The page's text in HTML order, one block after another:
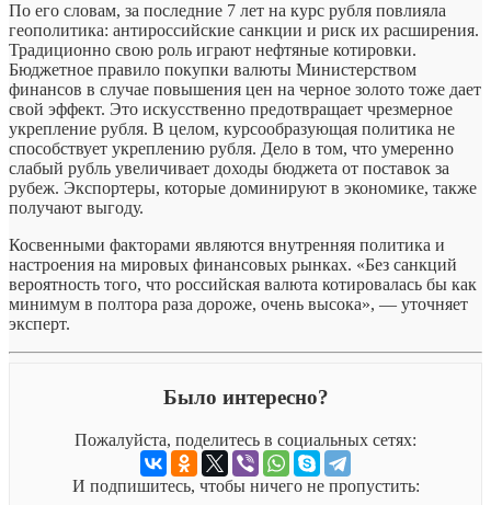
По его словам, за последние 7 лет на курс рубля повлияла
геополитика: антироссийские санкции и риск их расширения.
Традиционно свою роль играют нефтяные котировки.
Бюджетное правило покупки валюты Министерством
финансов в случае повышения цен на черное золото тоже дает
свой эффект. Это искусственно предотвращает чрезмерное
укрепление рубля. В целом, курсообразующая политика не
способствует укреплению рубля. Дело в том, что умеренно
слабый рубль увеличивает доходы бюджета от поставок за
рубеж. Экспортеры, которые доминируют в экономике, также
получают выгоду.
Косвенными факторами являются внутренняя политика и
настроения на мировых финансовых рынках. «Без санкций
вероятность того, что российская валюта котировалась бы как
минимум в полтора раза дороже, очень высока», — уточняет
эксперт.
Было интересно?
Пожалуйста, поделитесь в социальных сетях:
И подпишитесь, чтобы ничего не пропустить: